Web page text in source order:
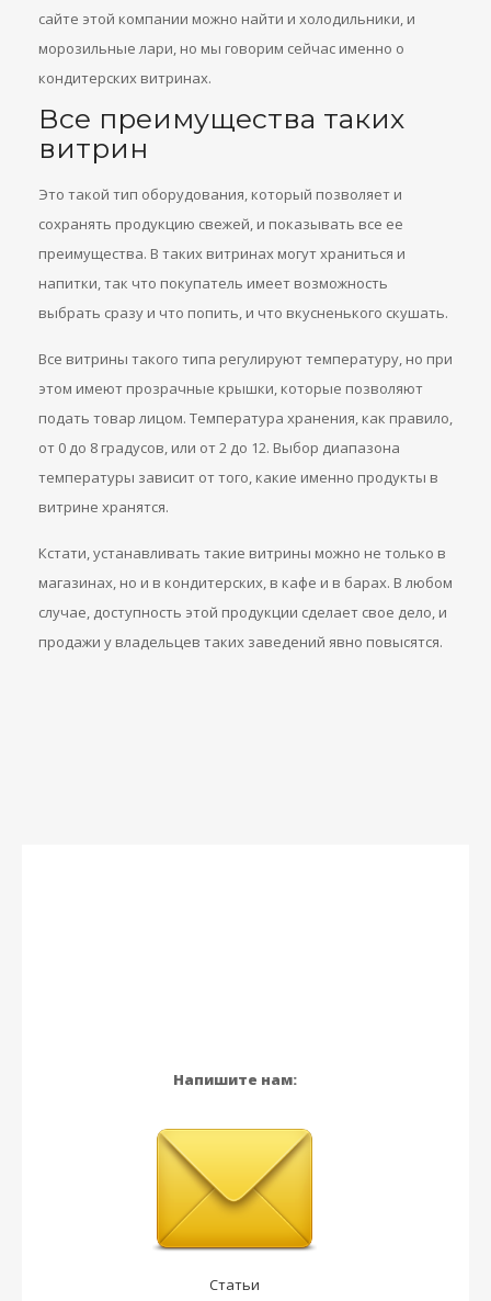
сайте этой компании можно найти и холодильники, и
морозильные лари, но мы говорим сейчас именно о
кондитерских витринах.
Все преимущества таких
витрин
Это такой тип оборудования, который позволяет и
сохранять продукцию свежей, и показывать все ее
преимущества. В таких витринах могут храниться и
напитки, так что покупатель имеет возможность
выбрать сразу и что попить, и что вкусненького скушать.
Все витрины такого типа регулируют температуру, но при
этом имеют прозрачные крышки, которые позволяют
подать товар лицом. Температура хранения, как правило,
от 0 до 8 градусов, или от 2 до 12. Выбор диапазона
температуры зависит от того, какие именно продукты в
витрине хранятся.
Кстати, устанавливать такие витрины можно не только в
магазинах, но и в кондитерских, в кафе и в барах. В любом
случае, доступность этой продукции сделает свое дело, и
продажи у владельцев таких заведений явно повысятся.
Напишите нам:
Статьи